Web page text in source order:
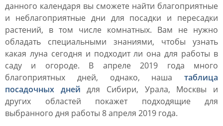
данного календаря вы сможете найти благоприятные
и неблагоприятные дни для посадки и пересадки
растений, в том числе комнатных. Вам не нужно
обладать специальными знаниями, чтобы узнать
какая луна сегодня и подходит ли она для работы в
саду и огороде. В апреле 2019 года много
благоприятных дней, однако, наша таблица
посадочных дней для Сибири, Урала, Москвы и
других областей покажет подходящие для
выбранного дня работы 8 апреля 2019 года.